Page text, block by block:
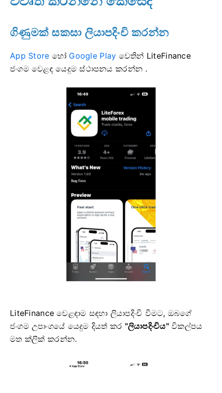
ගිණුමක් සකසා ලියාපදිංචි කරන්න
App Store හෝ Google Play වෙතින් LiteFinance
ජංගම වෙළඳ යෙදුම ස්ථාපනය කරන්න .
LiteFinance වෙළඳාම සඳහා ලියාපදිංචි වීමට, ඔබගේ
ජංගම උපාංගයේ යෙදුම දියත් කර "ලියාපදිංචිය"විකල්පය
මත ක්ලික් කරන්න.